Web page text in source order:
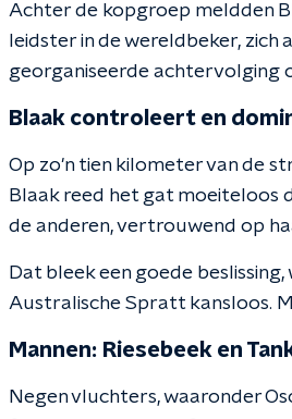
Achter de kopgroep meldden
leidster in de wereldbeker,
georganiseerde achtervolging
Blaak controleert en
Op zo'n tien kilometer van de
Blaak reed het gat moeiteloos
de anderen, vertrouwend op
Dat bleek een goede
Australische Spratt kansloos.
Mannen: Riesebeek en
Negen vluchters, waaronder